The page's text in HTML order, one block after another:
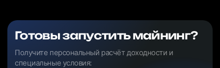
Готовы запустить майнинг?
Получите персональный расчёт доходности и
специальные условия: